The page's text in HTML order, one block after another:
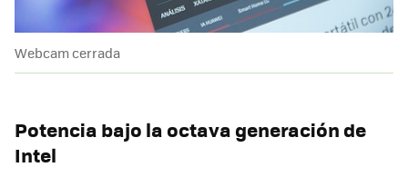
Webcam cerrada
Potencia bajo la octava generación de
Intel